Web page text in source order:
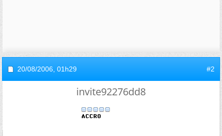
20/08/2006, 01h29 #2
invite92276dd8